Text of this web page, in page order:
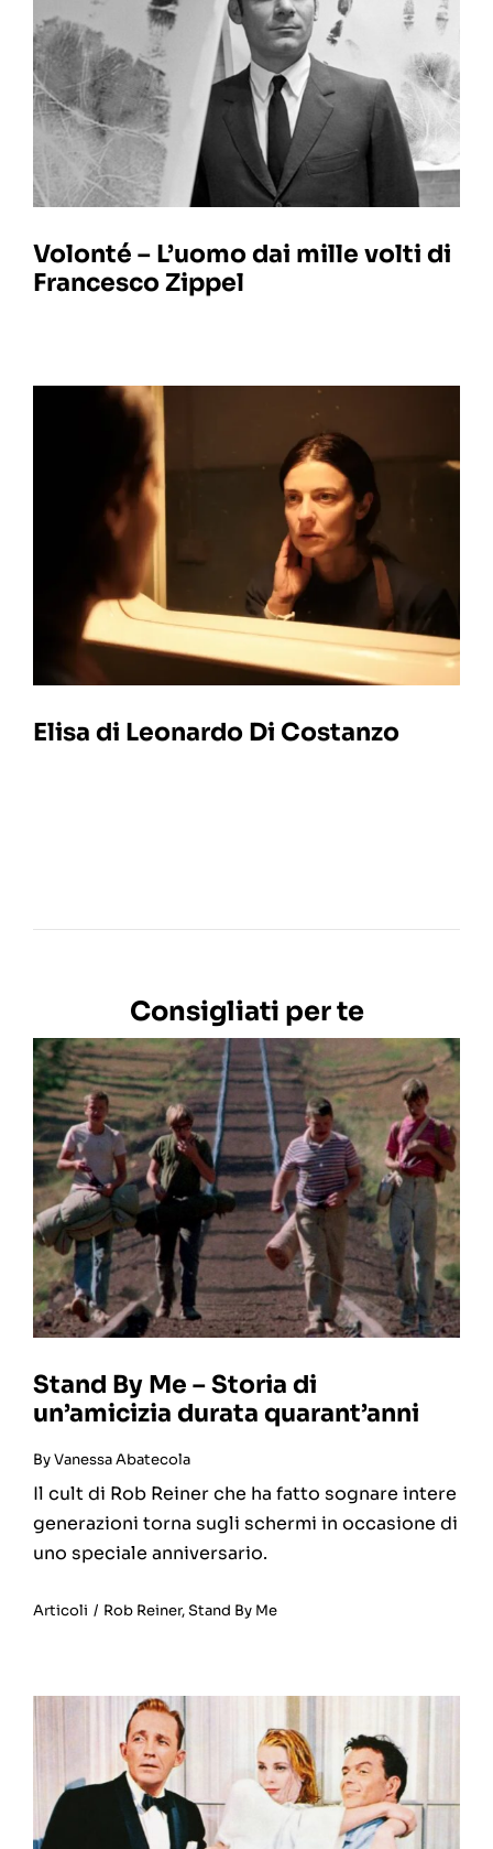
Volonté – L’uomo dai mille volti di
Francesco Zippel
Elisa di Leonardo Di Costanzo
Consigliati per te
Stand By Me – Storia di
un’amicizia durata quarant’anni
ByVanessa Abatecola
Il cult di Rob Reiner che ha fatto sognare intere
generazioni torna sugli schermi in occasione di
uno speciale anniversario.
Articoli / Rob Reiner,Stand By Me